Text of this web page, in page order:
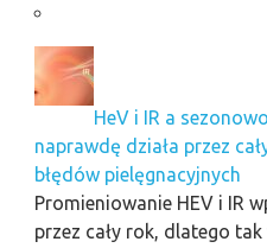
HeV i IR a
naprawdę działa przez
błędów pielęgnacyjnych
Promieniowanie HEV i IR
przez cały rok, dlatego